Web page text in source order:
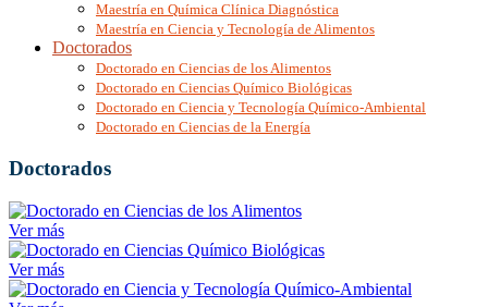
Maestría en Química Clínica Diagnóstica
Maestría en Ciencia y Tecnología de Alimentos
Doctorados
Doctorado en Ciencias de los Alimentos
Doctorado en Ciencias Químico Biológicas
Doctorado en Ciencia y Tecnología Químico-Ambiental
Doctorado en Ciencias de la Energía
Doctorados
Ver más
Ver más